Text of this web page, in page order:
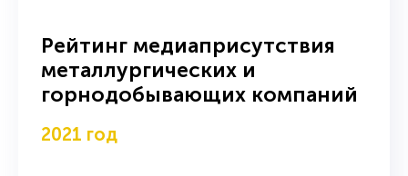
Рейтинг медиаприсутствия
металлургических и
горнодобывающих компаний
2021 год